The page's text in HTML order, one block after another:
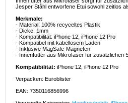
Jesper Ståhl entworfene Etui sowohl zeitlos
Merkmale:
- Material: 100% recyceltes Plastik
- Dicke: 1mm
- Kompatibilität: iPhone 12, iPhone 12 Pro
- Kompatibel mit kabellosem Laden
- Inklusive MagSafe-Magneten
- Innenfutter aus Mikrofaser für zusätzlichen
Kompatibilität: iPhone 12, iPhone 12 Pro
Verpacken: Euroblister
EAN: 7350116856996